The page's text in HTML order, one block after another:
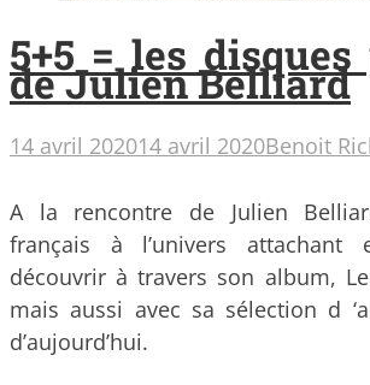
5+5 = les disques
de Julien Belliard
14 avril 202014 avril 2020Benoit
A la rencontre de Julien
français à l’univers attachant
découvrir à travers son album,
mais aussi avec sa sélection d
d’aujourd’hui.